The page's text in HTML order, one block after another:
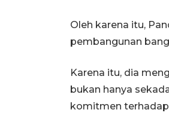
Oleh karena itu,
pembangunan
Karena itu, dia
bukan hanya
komitmen terhadap